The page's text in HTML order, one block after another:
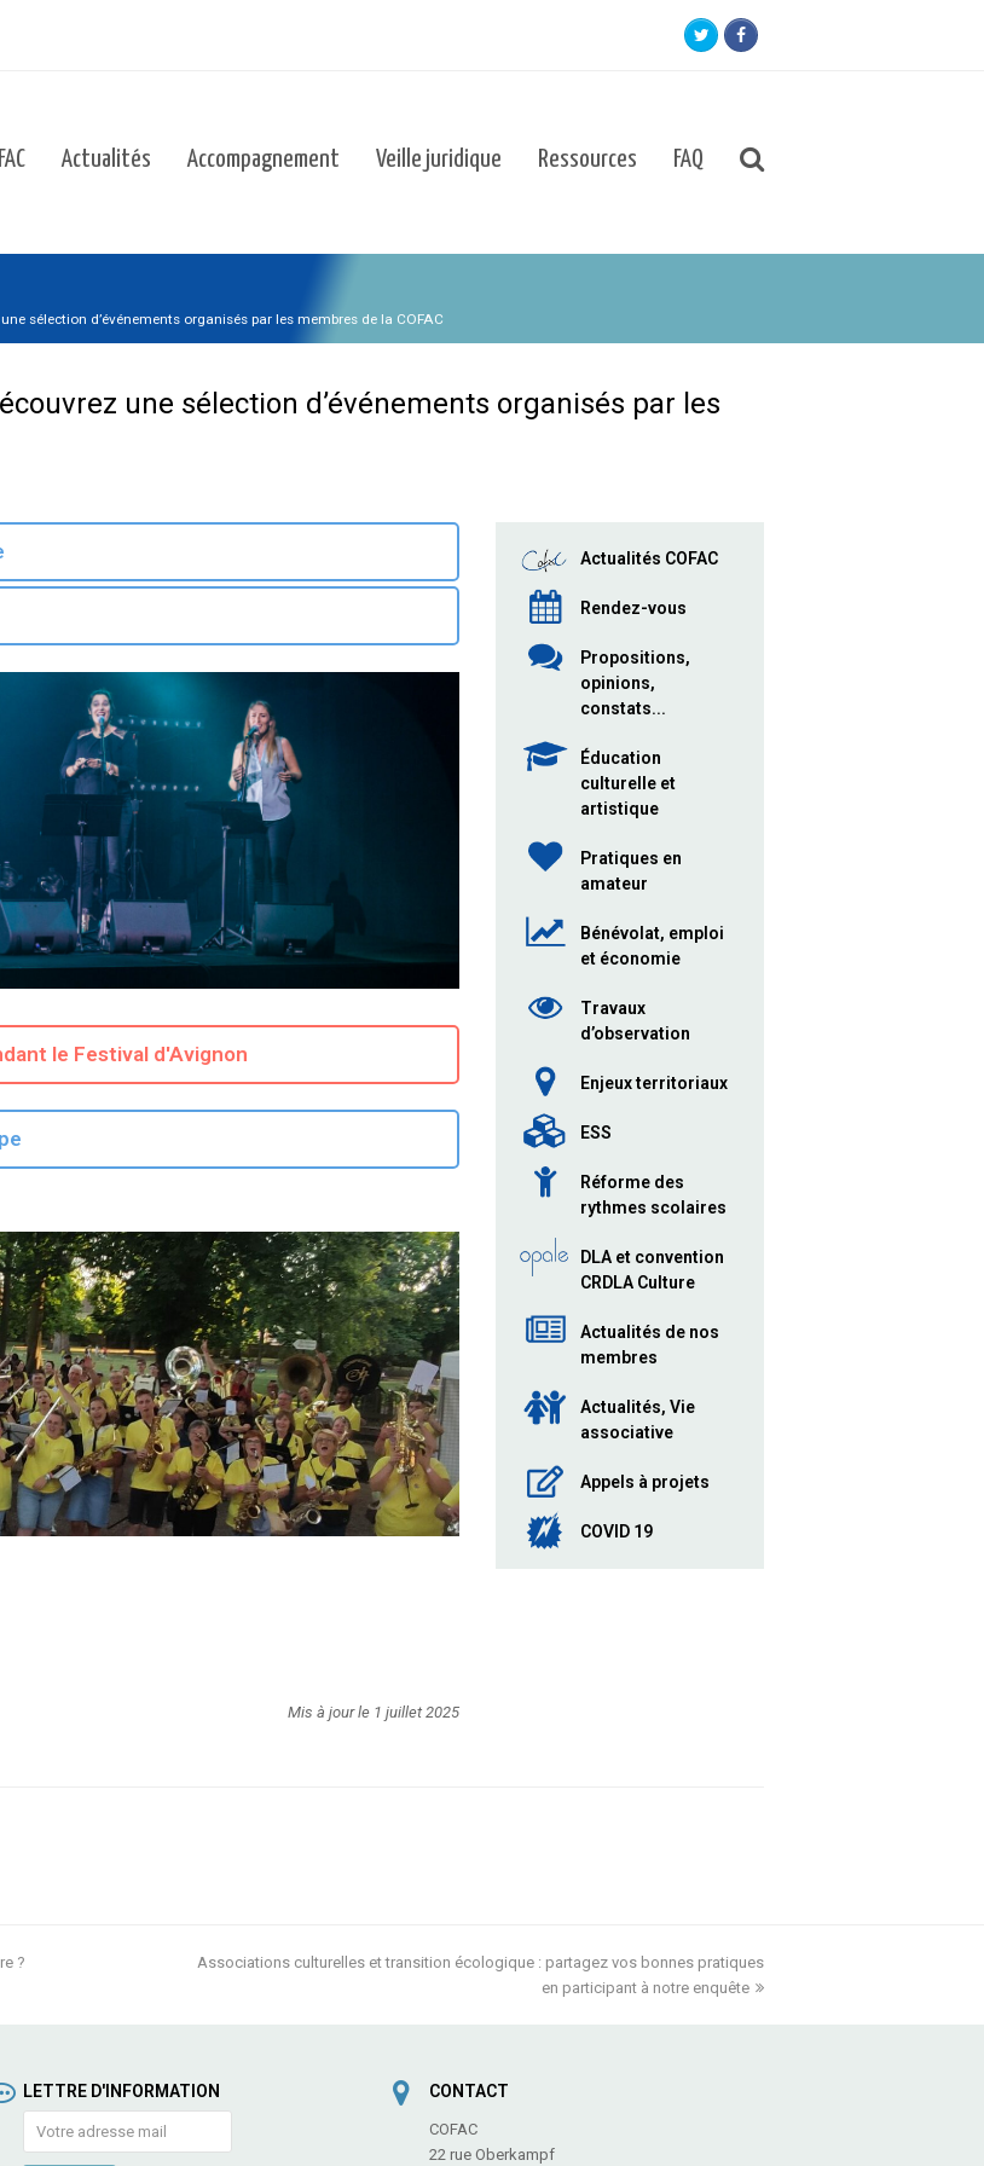
TwitterFacebook
Actualités Accompagnement Veille juridique Ressources FAQ
sélection d’événements organisés par les membres de la COFAC
une sélection d’événements organisés par les
le Festival d'Avignon
Mis à jour le 1 juillet 2025
Actualités COFAC
Rendez-vous
Propositions,
opinions,
constats...
Éducation
culturelle et
artistique
Pratiques en
amateur
Bénévolat, emploi
et économie
Travaux
d’observation
Enjeux territoriaux
ESS
Réforme des
rythmes scolaires
DLA et convention
CRDLA Culture
Actualités de nos
membres
Actualités, Vie
associative
Appels à projets
COVID 19
?
next
Associations culturelles et transition écologique : partagez vos bonnes pratiques
en participant à notre enquête
LETTRE D'INFORMATION CONTACT
COFAC
22 rue Oberkampf